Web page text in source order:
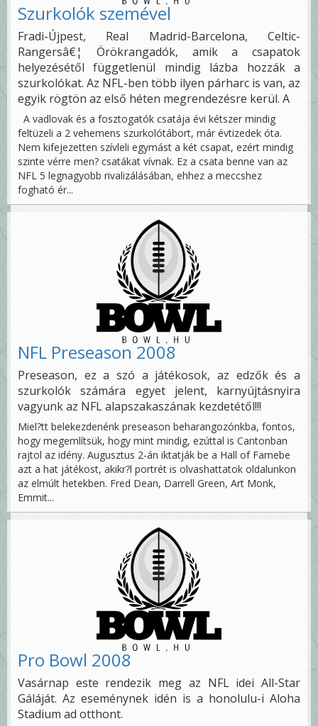
Szurkolók szemével
Fradi-Újpest, Real Madrid-Barcelona, Celtic-
Rangersâ€¦ Örökrangadók, amik a csapatok
helyezésétől függetlenül mindig lázba hozzák a
szurkolókat. Az NFL-ben több ilyen párharc is van, az
egyik rögtön az első héten megrendezésre kerül. A
A vadlovak és a fosztogatók csatája évi kétszer mindig
feltüzeli a 2 vehemens szurkolótábort, már évtizedek óta.
Nem kifejezetten szívleli egymást a két csapat, ezért mindig
szinte vérre men? csatákat vívnak. Ez a csata benne van az
NFL 5 legnagyobb rivalizálásában, ehhez a meccshez
fogható ér...
NFL Preseason 2008
Preseason, ez a szó a játékosok, az edzők és a
szurkolók számára egyet jelent, karnyújtásnyira
vagyunk az NFL alapszakaszának kezdetétől!!!
Miel?tt belekezdenénk preseason beharangozónkba, fontos,
hogy megemlítsük, hogy mint mindig, ezúttal is Cantonban
rajtol az idény. Augusztus 2-án iktatják be a Hall of Famebe
azt a hat játékost, akikr?l portrét is olvashattatok oldalunkon
az elmúlt hetekben. Fred Dean, Darrell Green, Art Monk,
Emmit...
Pro Bowl 2008
Vasárnap este rendezik meg az NFL idei All-Star
Gáláját. Az eseménynek idén is a honolulu-i Aloha
Stadium ad otthont.